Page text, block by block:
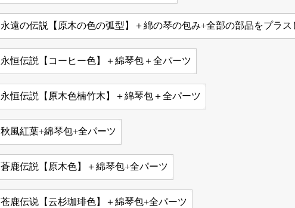
永遠の伝説【原木の色の弧型】＋綿の琴の包み+全部の部品をプラス
永恒伝説【コーヒー色】＋綿琴包＋全パーツ
永恒伝説【原木色楠竹木】＋綿琴包＋全パーツ
秋風紅葉+綿琴包+全パーツ
蒼鹿伝説【原木色】＋綿琴包+全パーツ
苍鹿伝说【云杉珈琲色】＋綿琴包+全パーツ